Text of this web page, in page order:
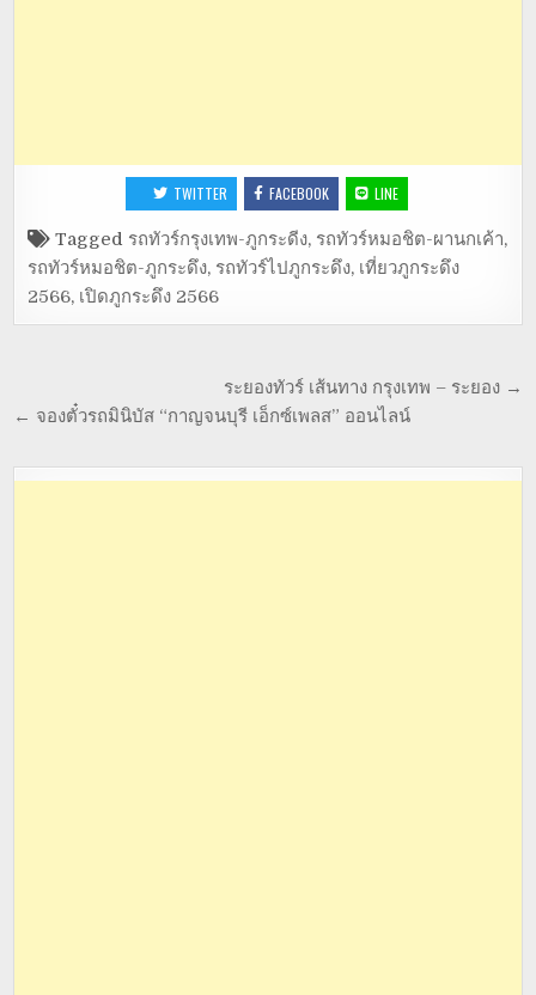
TWITTER FACEBOOK LINE
Tagged รถทัวร์กรุงเทพ-ภูกระดีง, รถทัวร์หมอชิต-ผานกเค้า,
รถทัวร์หมอชิต-ภูกระดึง, รถทัวร์ไปภูกระดึง, เที่ยวภูกระดึง
2566, เปิดภูกระดึง 2566
ระยองทัวร์ เส้นทาง กรุงเทพ – ระยอง →
← จองตั๋วรถมินิบัส “กาญจนบุรี เอ็กซ์เพลส” ออนไลน์